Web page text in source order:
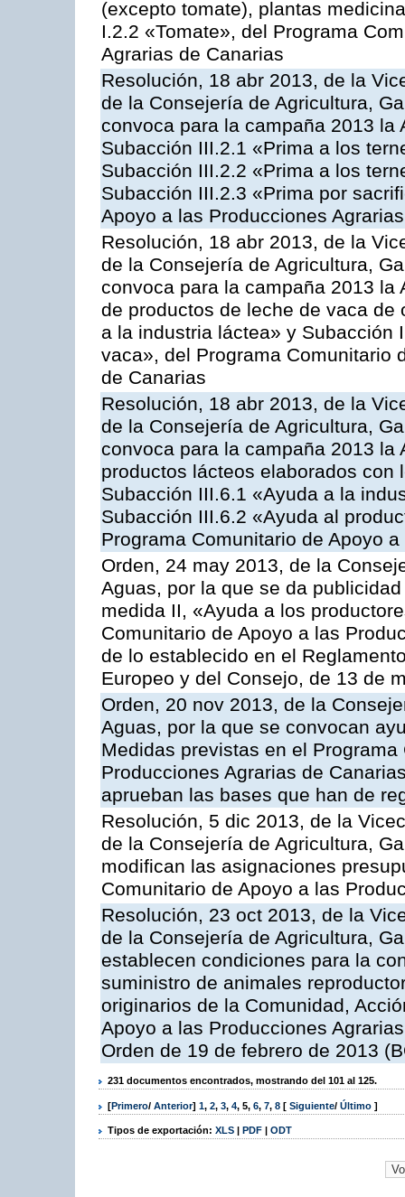
(excepto tomate), plantas
I.2.2 «Tomate», del Programa
Agrarias de Canarias
Resolución, 18 abr 2013, de la
de la Consejería de Agricultura,
convoca para la campaña 2013
Subacción III.2.1 «Prima a los
Subacción III.2.2 «Prima a los
Subacción III.2.3 «Prima por
Apoyo a las Producciones
Resolución, 18 abr 2013, de la
de la Consejería de Agricultura,
convoca para la campaña 2013
de productos de leche de vaca
a la industria láctea» y Subacción
vaca», del Programa Comunitario
de Canarias
Resolución, 18 abr 2013, de la
de la Consejería de Agricultura,
convoca para la campaña 2013
productos lácteos elaborados
Subacción III.6.1 «Ayuda a la
Subacción III.6.2 «Ayuda al
Programa Comunitario de Apoyo
Orden, 24 may 2013, de la
Aguas, por la que se da
medida II, «Ayuda a los
Comunitario de Apoyo a las
de lo establecido en el
Europeo y del Consejo, de 13 de
Orden, 20 nov 2013, de la
Aguas, por la que se convocan
Medidas previstas en el
Producciones Agrarias de
aprueban las bases que han de
Resolución, 5 dic 2013, de la
de la Consejería de Agricultura,
modifican las asignaciones
Comunitario de Apoyo a las
Resolución, 23 oct 2013, de la
de la Consejería de Agricultura,
establecen condiciones para la
suministro de animales
originarios de la Comunidad,
Apoyo a las Producciones
Orden de 19 de febrero de 2013
231 documentos encontrados, mostrando del 101 al 125.
[Primero/ Anterior] 1, 2, 3, 4, 5, 6, 7, 8 [ Siguiente/ Último ]
Tipos de exportación: XLS | PDF | ODT